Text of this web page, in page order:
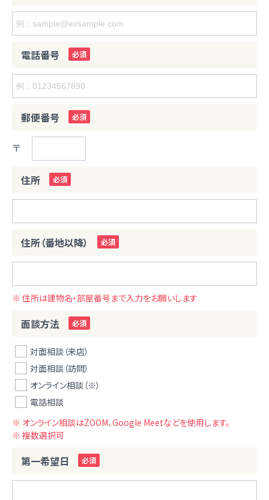
電話番号
郵便番号
〒
住所
住所（番地以降）
※ 住所は建物名・部屋番号まで入力をお願いします
面談方法
対面相談（来店）
対面相談（訪問）
オンライン相談（※）
電話相談
※ オンライン相談はZOOM、Google Meetなどを使用します。
※ 複数選択可
第一希望日